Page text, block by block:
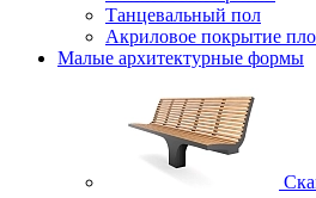
Танцевальный пол
Акриловое покрытие
Малые архитектурные формы